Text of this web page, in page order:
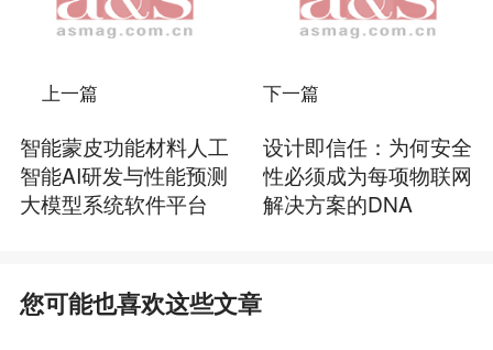
上一篇
智能蒙皮功能材料人工
智能AI研发与性能预测
大模型系统软件平台
下一篇
设计即信任：为何安全
性必须成为每项物联网
解决方案的DNA
您可能也喜欢这些文章